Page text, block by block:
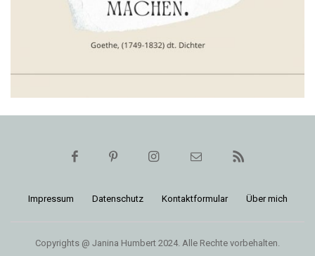
Impressum Daten­schutz Kon­takt­for­mular Über mich
Copyrights @ Janina Humbert 2024. Alle Rechte vorbehalten.